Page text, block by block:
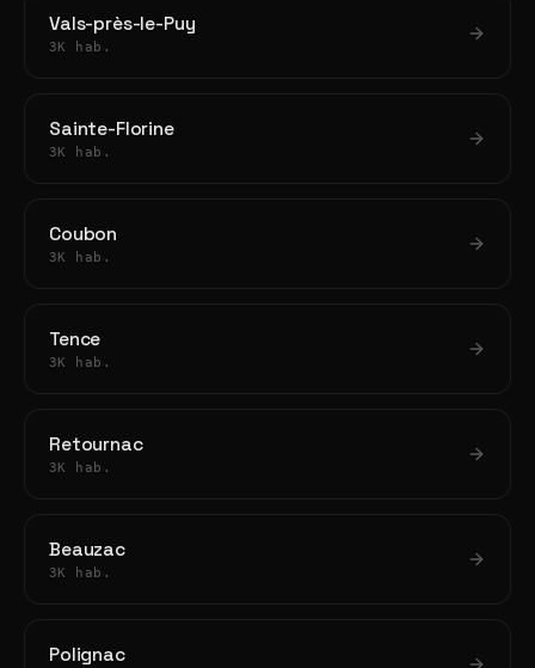
Vals-près-le-Puy
3K hab.
Sainte-Florine
3K hab.
Coubon
3K hab.
Tence
3K hab.
Retournac
3K hab.
Beauzac
3K hab.
Polignac